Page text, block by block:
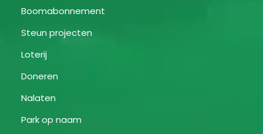
Boomabonnement
Steun projecten
Loterij
Doneren
Nalaten
Park op naam